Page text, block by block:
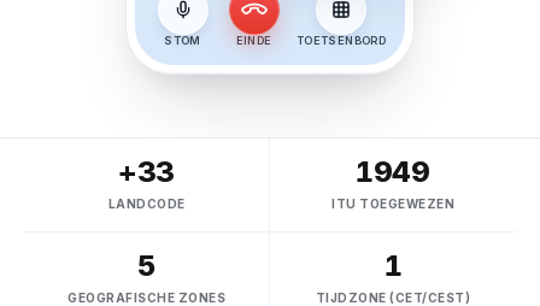
STOM EINDE TOETSENBORD
+33
LANDCODE
1949
ITU TOEGEWEZEN
5
GEOGRAFISCHE ZONES
1
TIJDZONE (CET/CEST)